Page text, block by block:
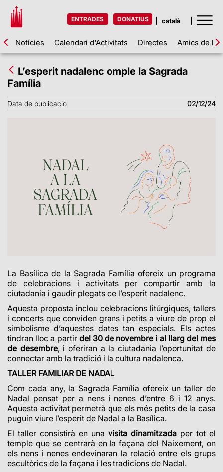
ENTRADES DONATIUS
Notícies Calendari d'Activitats Directes Amics de la
L’esperit nadalenc omple la Sagrada
Família
Data de publicació 02/12/24
La Basílica de la Sagrada Família ofereix un programa
de celebracions i activitats per compartir amb la
ciutadania i gaudir plegats de l’esperit nadalenc.
Aquesta proposta inclou celebracions litúrgiques, tallers
i concerts que conviden grans i petits a viure de prop el
simbolisme d’aquestes dates tan especials. Els actes
tindran lloc a partir del 30 de novembre i al llarg del mes
de desembre, i oferiran a la ciutadania l’oportunitat de
connectar amb la tradició i la cultura nadalenca.
TALLER FAMILIAR DE NADAL
Com cada any, la Sagrada Família ofereix un taller de
Nadal pensat per a nens i nenes d’entre 6 i 12 anys.
Aquesta activitat permetrà que els més petits de la casa
puguin viure l’esperit de Nadal a la Basílica.
El taller consistirà en una visita dinamitzada per tot el
temple que se centrarà en la façana del Naixement, on
els nens i nenes endevinaran la relació entre els grups
escultòrics de la façana i les tradicions de Nadal.